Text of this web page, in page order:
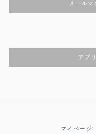
メールマ
アプ
マイページ